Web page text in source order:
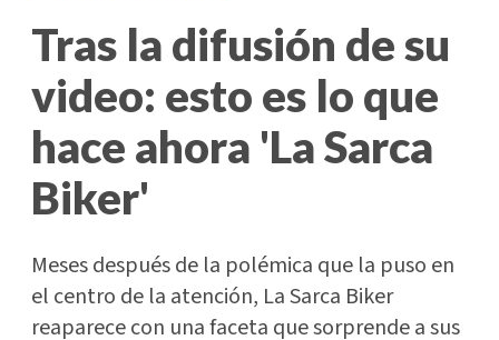
Tras la difusión de su
video: esto es lo que
hace ahora 'La Sarca
Biker'
Meses después de la polémica que la puso en
el centro de la atención, La Sarca Biker
reaparece con una faceta que sorprende a sus